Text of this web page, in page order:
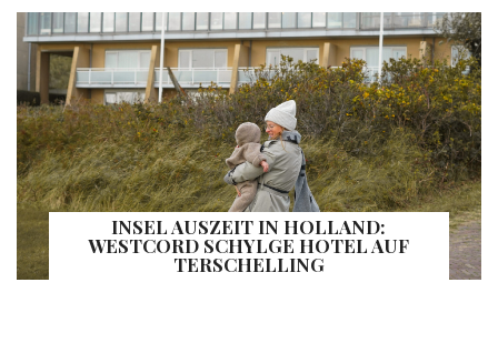
INSEL AUSZEIT IN HOLLAND:
WESTCORD SCHYLGE HOTEL AUF
TERSCHELLING